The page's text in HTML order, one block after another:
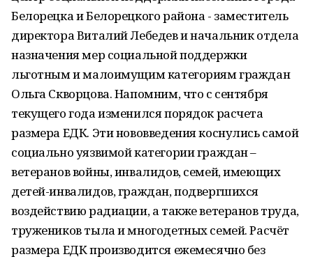
Белорецка и Белорецкого района - заместитель
директора Виталий Лебедев и начальник отдела
назначения мер социальной поддержки
льготным и малоимущим категориям граждан
Ольга Скворцова. Напомним, что с сентября
текущего года изменился порядок расчета
размера ЕДК. Эти нововведения коснулись самой
социально уязвимой категории граждан –
ветеранов войны, инвалидов, семей, имеющих
детей-инвалидов, граждан, подвергшихся
воздействию радиации, а также ветеранов труда,
тружеников тыла и многодетных семей. Расчёт
размера ЕДК производится ежемесячно без